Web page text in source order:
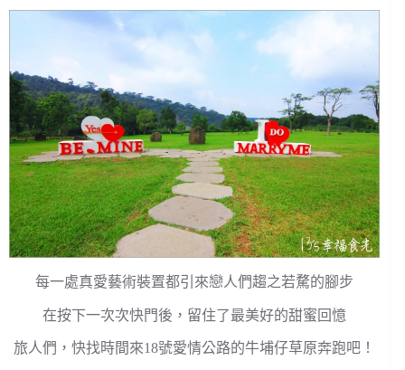
每一處真愛藝術裝置都引來戀人們趨之若騖的腳步
在按下一次次快門後，留住了最美好的甜蜜回憶
旅人們，快找時間來18號愛情公路的牛埔仔草原奔跑吧！